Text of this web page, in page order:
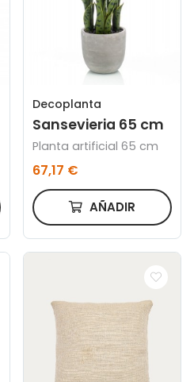
Decoplanta
Sansevieria 65 cm
Planta artificial 65 cm
67,17 €
AÑADIR